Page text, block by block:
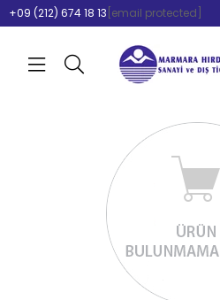
+09 (212) 674 18 13 [email protected]